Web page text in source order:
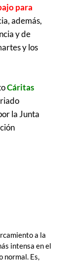
para
además,
y de
y los
Cáritas
la Junta
a la
intensa en el
normal. Es,